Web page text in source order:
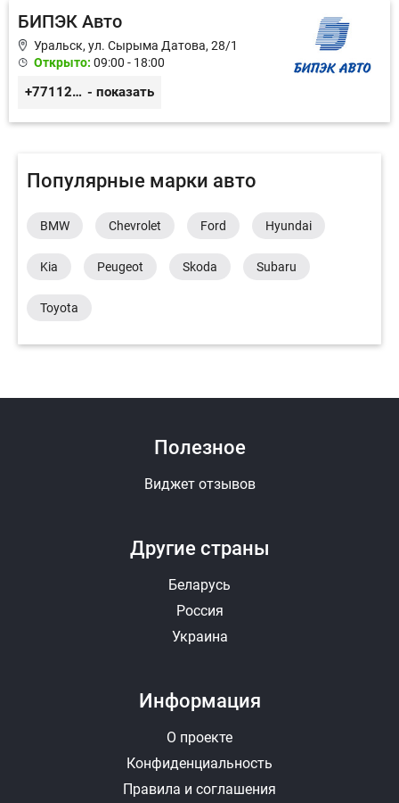
БИПЭК Авто
Уральск, ул. Сырыма Датова, 28/1
Открыто: 09:00 - 18:00
+77112244191 - показать
Популярные марки авто
BMW Chevrolet Ford Hyundai
Kia Peugeot Skoda Subaru
Toyota
Другие страны
Беларусь
Россия
Украина
Полезное
Виджет отзывов
Информация
О проекте
Конфиденциальность
Правила и соглашения